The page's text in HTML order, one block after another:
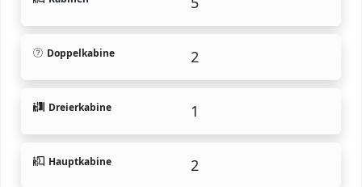
Doppelkabine 2
Dreierkabine 1
Hauptkabine 2